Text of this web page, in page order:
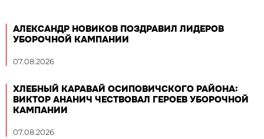
АЛЕКСАНДР НОВИКОВ ПОЗДРАВИЛ ЛИДЕРОВ
УБОРОЧНОЙ КАМПАНИИ
07.08.2026
ХЛЕБНЫЙ КАРАВАЙ ОСИПОВИЧСКОГО РАЙОНА:
ВИКТОР АНАНИЧ ЧЕСТВОВАЛ ГЕРОЕВ УБОРОЧНОЙ
КАМПАНИИ
07.08.2026